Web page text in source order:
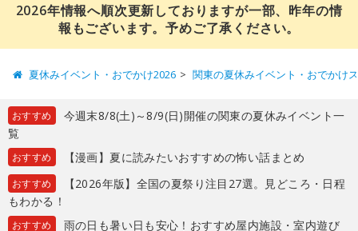
2026年情報へ順次更新しておりますが一部、昨年の情
報もございます。予めご了承ください。
夏休みイベント・おでかけ2026 関東の夏休みイベント・おでかけ
おすすめ
今週末8/8(土)～8/9(日)開催の関東の夏休みイベント一
覧
おすすめ 【漫画】夏に読みたいおすすめの怖い話まとめ
おすすめ
【2026年版】全国の夏祭り注目27選。見どころ・日程
もわかる！
おすすめ
雨の日も暑い日も安心！おすすめ屋内施設・室内遊び